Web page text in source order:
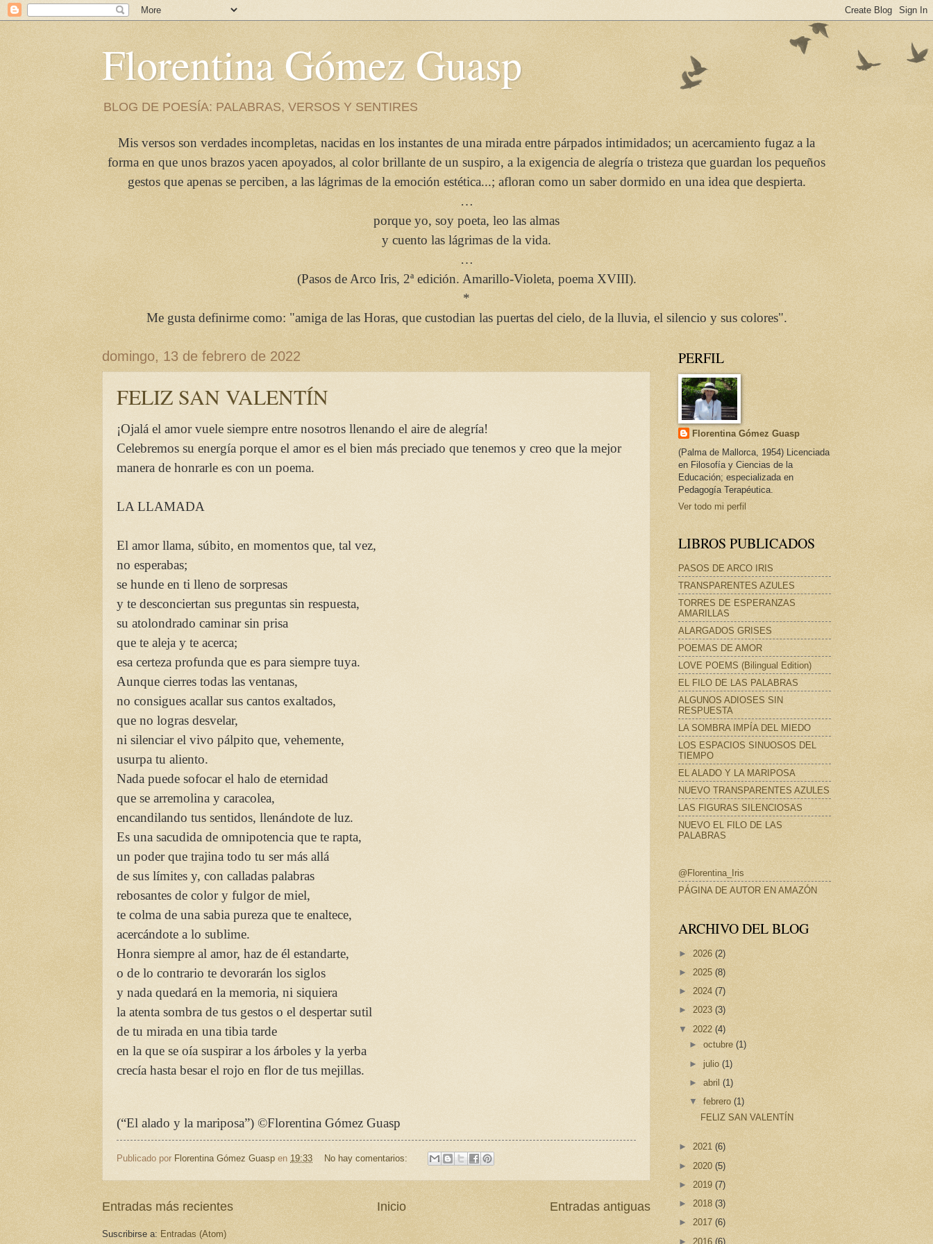
Florentina Gómez Guasp
BLOG DE POESÍA: PALABRAS, VERSOS Y SENTIRES
Mis versos son verdades incompletas, nacidas en los instantes de una mirada entre párpados intimidados; un acercamiento fugaz a la
forma en que unos brazos yacen apoyados, al color brillante de un suspiro, a la exigencia de alegría o tristeza que guardan los pequeños
gestos que apenas se perciben, a las lágrimas de la emoción estética...; afloran como un saber dormido en una idea que despierta.
…
porque yo, soy poeta, leo las almas
y cuento las lágrimas de la vida.
…
(Pasos de Arco Iris, 2ª edición. Amarillo-Violeta, poema XVIII).
*
Me gusta definirme como: "amiga de las Horas, que custodian las puertas del cielo, de la lluvia, el silencio y sus colores".
domingo, 13 de febrero de 2022
FELIZ SAN VALENTÍN
¡Ojalá el amor vuele siempre entre nosotros llenando el aire de alegría!
Celebremos su energía porque el amor es el bien más preciado que tenemos y creo que la mejor
manera de honrarle es con un poema.
LA LLAMADA
El amor llama, súbito, en momentos que, tal vez,
no esperabas;
se hunde en ti lleno de sorpresas
y te desconciertan sus preguntas sin respuesta,
su atolondrado caminar sin prisa
que te aleja y te acerca;
esa certeza profunda que es para siempre tuya.
Aunque cierres todas las ventanas,
no consigues acallar sus cantos exaltados,
que no logras desvelar,
ni silenciar el vivo pálpito que, vehemente,
usurpa tu aliento.
Nada puede sofocar el halo de eternidad
que se arremolina y caracolea,
encandilando tus sentidos, llenándote de luz.
Es una sacudida de omnipotencia que te rapta,
un poder que trajina todo tu ser más allá
de sus límites y, con calladas palabras
rebosantes de color y fulgor de miel,
te colma de una sabia pureza que te enaltece,
acercándote a lo sublime.
Honra siempre al amor, haz de él estandarte,
o de lo contrario te devorarán los siglos
y nada quedará en la memoria, ni siquiera
la atenta sombra de tus gestos o el despertar sutil
de tu mirada en una tibia tarde
en la que se oía suspirar a los árboles y la yerba
crecía hasta besar el rojo en flor de tus mejillas.
(“El alado y la mariposa”) ©Florentina Gómez Guasp
Publicado por Florentina Gómez Guasp en 19:33 No hay comentarios:
Entradas más recientes Entradas antiguas
Inicio
Suscribirse a: Entradas (Atom)
PERFIL
Florentina Gómez Guasp
(Palma de Mallorca, 1954) Licenciada
en Filosofía y Ciencias de la
Educación; especializada en
Pedagogía Terapéutica.
Ver todo mi perfil
LIBROS PUBLICADOS
PASOS DE ARCO IRIS
TRANSPARENTES AZULES
TORRES DE ESPERANZAS
AMARILLAS
ALARGADOS GRISES
POEMAS DE AMOR
LOVE POEMS (Bilingual Edition)
EL FILO DE LAS PALABRAS
ALGUNOS ADIOSES SIN
RESPUESTA
LA SOMBRA IMPÍA DEL MIEDO
LOS ESPACIOS SINUOSOS DEL
TIEMPO
EL ALADO Y LA MARIPOSA
NUEVO TRANSPARENTES AZULES
LAS FIGURAS SILENCIOSAS
NUEVO EL FILO DE LAS
PALABRAS
@Florentina_Iris
PÁGINA DE AUTOR EN AMAZÓN
ARCHIVO DEL BLOG
► 2026 (2)
► 2025 (8)
► 2024 (7)
► 2023 (3)
▼ 2022 (4)
►octubre(1)
►julio(1)
►abril(1)
▼febrero(1)
FELIZ SAN VALENTÍN
► 2021 (6)
► 2020 (5)
► 2019 (7)
► 2018 (3)
► 2017 (6)
► 2016 (6)